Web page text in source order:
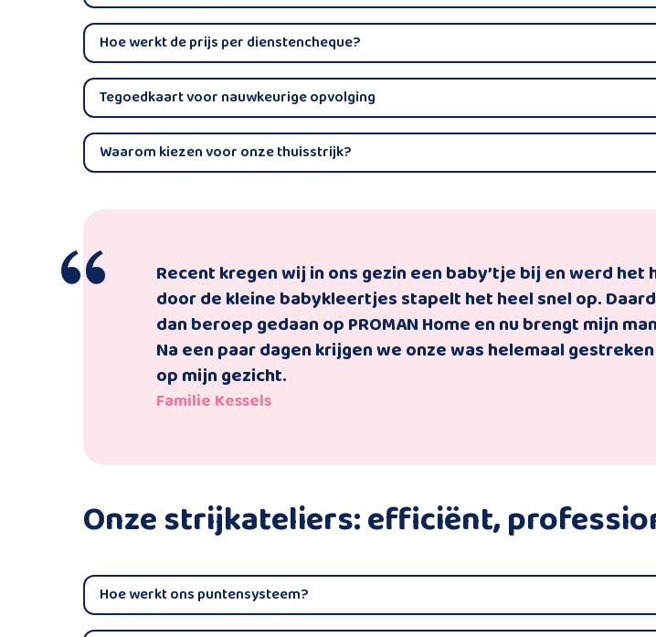
Hoe werkt de prijs per dienstencheque?
Tegoedkaart voor nauwkeurige opvolging
Waarom kiezen voor onze thuisstrijk?
Recent kregen wij in ons gezin een baby’tje bij en werd
door de kleine babykleertjes stapelt het heel snel op.
dan beroep gedaan op PROMAN Home en nu brengt mijn
Na een paar dagen krijgen we onze was helemaal
op mijn gezicht.
Familie Kessels
Onze strijkateliers: efficiënt,
Hoe werkt ons puntensysteem?